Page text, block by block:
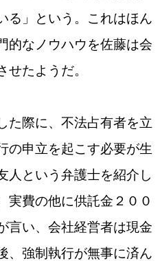
る」という。これはほん
的なノウハウを佐藤は会
せたようだ。
た際に、不法占有者を立
の申立を起こす必要が生
人という弁護士を紹介し
実費の他に供託金２００
言い、会社経営者は現金
、強制執行が無事に済ん